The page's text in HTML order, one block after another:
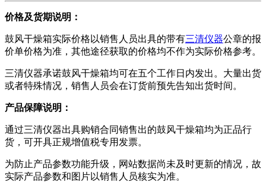
价格及货期说明：
鼓风干燥箱实际价格以销售人员出具的带有三清仪器公章的报
价单价格为准，其他途径获取的价格均不作为实际价格参考。
三清仪器承诺鼓风干燥箱均可在五个工作日内发出。大量出货
或者特殊情况，销售人员会在订货前预先告知出货时间。
产品保障说明：
通过三清仪器出具购销合同销售出的鼓风干燥箱均为正品行
货，可开具正规增值税专用发票。
为防止产品参数功能升级，网站数据尚未及时更新的情况，故
实际产品参数和图片以销售人员核实为准。